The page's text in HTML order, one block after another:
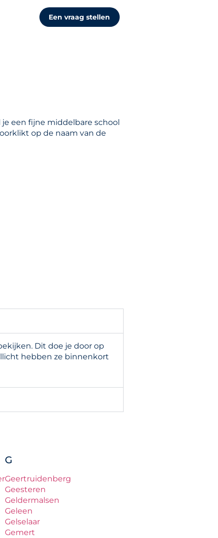
Een vraag stellen
een fijne middelbare school
op de naam van de
Dit doe je door op
hebben ze binnenkort
G
Geertruidenberg
Geesteren
Geldermalsen
Geleen
Gelselaar
Gemert